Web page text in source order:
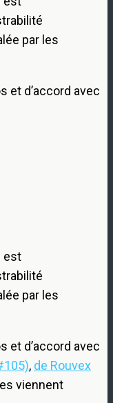
par les
et d’accord avec
est
par les
et d’accord avec
, de Rouvex
viennent